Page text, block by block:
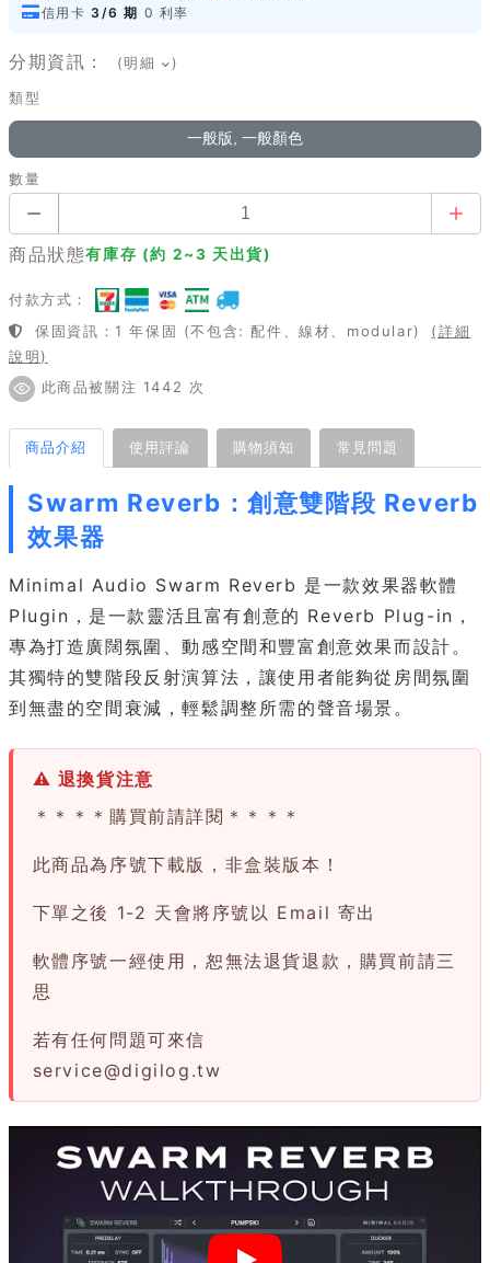
信用卡 3/6 期 0 利率
分期資訊： (明細 )
類型
一般版, 一般顏色
數量
商品狀態有庫存 (約 2~3 天出貨)
付款方式：
保固資訊：1 年保固 (不包含: 配件、線材、modular)
(詳細
說明)
此商品被關注 1442 次
商品介紹 使用評論 購物須知 常見問題
Swarm Reverb：創意雙階段 Reverb
效果器
Minimal Audio Swarm Reverb 是一款效果器軟體
Plugin，是一款靈活且富有創意的 Reverb Plug-in，
專為打造廣闊氛圍、動感空間和豐富創意效果而設計。
其獨特的雙階段反射演算法，讓使用者能夠從房間氛圍
到無盡的空間衰減，輕鬆調整所需的聲音場景。
⚠ 退換貨注意
＊＊＊＊購買前請詳閱＊＊＊＊
此商品為序號下載版，非盒裝版本！
下單之後 1-2 天會將序號以 Email 寄出
軟體序號一經使用，恕無法退貨退款，購買前請三
思
若有任何問題可來信
service@digilog.tw